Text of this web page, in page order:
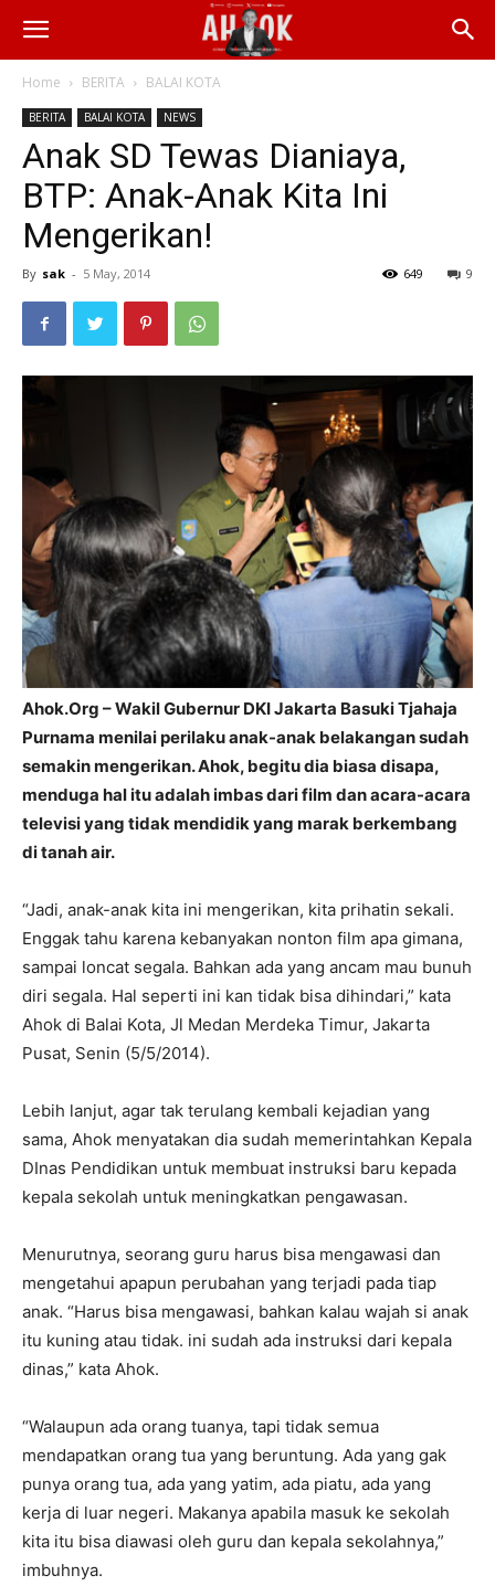
Home BERITA BALAI KOTA
BERITA BALAI KOTA NEWS
Anak SD Tewas Dianiaya,
BTP: Anak-Anak Kita Ini
Mengerikan!
By sak - 5 May, 2014 9
649
Ahok.Org – Wakil Gubernur DKI Jakarta Basuki Tjahaja
Purnama menilai perilaku anak-anak belakangan sudah
semakin mengerikan. Ahok, begitu dia biasa disapa,
menduga hal itu adalah imbas dari film dan acara-acara
televisi yang tidak mendidik yang marak berkembang
di tanah air.
“Jadi, anak-anak kita ini mengerikan, kita prihatin sekali.
Enggak tahu karena kebanyakan nonton film apa gimana,
sampai loncat segala. Bahkan ada yang ancam mau bunuh
diri segala. Hal seperti ini kan tidak bisa dihindari,” kata
Ahok di Balai Kota, Jl Medan Merdeka Timur, Jakarta
Pusat, Senin (5/5/2014).
Lebih lanjut, agar tak terulang kembali kejadian yang
sama, Ahok menyatakan dia sudah memerintahkan Kepala
DInas Pendidikan untuk membuat instruksi baru kepada
kepala sekolah untuk meningkatkan pengawasan.
Menurutnya, seorang guru harus bisa mengawasi dan
mengetahui apapun perubahan yang terjadi pada tiap
anak. “Harus bisa mengawasi, bahkan kalau wajah si anak
itu kuning atau tidak. ini sudah ada instruksi dari kepala
dinas,” kata Ahok.
“Walaupun ada orang tuanya, tapi tidak semua
mendapatkan orang tua yang beruntung. Ada yang gak
punya orang tua, ada yang yatim, ada piatu, ada yang
kerja di luar negeri. Makanya apabila masuk ke sekolah
kita itu bisa diawasi oleh guru dan kepala sekolahnya,”
imbuhnya.